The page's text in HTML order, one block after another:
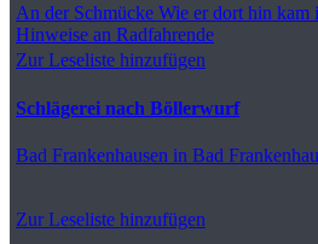
An der Schmücke Wie er dort hin kam
Hinweise an Radfahrende
Zur Leseliste hinzufügen
Schlägerei nach Böllerwurf
Bad Frankenhausen in Bad
Zur Leseliste hinzufügen